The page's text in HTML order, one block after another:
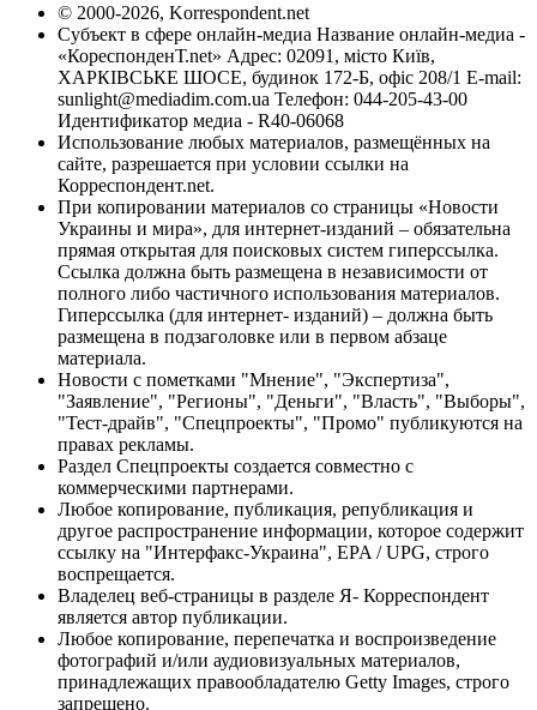
© 2000-2026, Korrespondent.net
Субъект в сфере онлайн-медиа Название онлайн-медиа -
«КореспонденТ.net» Адрес: 02091, місто Київ,
ХАРКІВСЬКЕ ШОСЕ, будинок 172-Б, офіс 208/1 E-mail:
sunlight@mediadim.com.ua Телефон: 044-205-43-00
Идентификатор медиа - R40-06068
Использование любых материалов, размещённых на
сайте, разрешается при условии ссылки на
Корреспондент.net.
При копировании материалов со страницы «Новости
Украины и мира», для интернет-изданий – обязательна
прямая открытая для поисковых систем гиперссылка.
Ссылка должна быть размещена в независимости от
полного либо частичного использования материалов.
Гиперссылка (для интернет- изданий) – должна быть
размещена в подзаголовке или в первом абзаце
материала.
Новости с пометками "Мнение", "Экспертиза",
"Заявление", "Регионы", "Деньги", "Власть", "Выборы",
"Тест-драйв", "Спецпроекты", "Промо" публикуются на
правах рекламы.
Раздел Спецпроекты создается совместно с
коммерческими партнерами.
Любое копирование, публикация, републикация и
другое распространение информации, которое содержит
ссылку на "Интерфакс-Украина", EPA / UPG, строго
воспрещается.
Владелец веб-страницы в разделе Я- Корреспондент
является автор публикации.
Любое копирование, перепечатка и воспроизведение
фотографий и/или аудиовизуальных материалов,
принадлежащих правообладателю Getty Images, строго
запрещено.